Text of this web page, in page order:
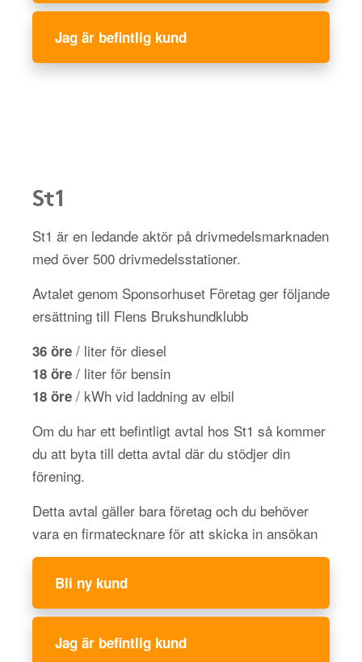
Jag är befintlig kund
St1
St1 är en ledande aktör på drivmedelsmarknaden
med över 500 drivmedelsstationer.
Avtalet genom Sponsorhuset Företag ger följande
ersättning till Flens Brukshundklubb
36 öre / liter för diesel
18 öre / liter för bensin
18 öre / kWh vid laddning av elbil
Om du har ett befintligt avtal hos St1 så kommer
du att byta till detta avtal där du stödjer din
förening.
Detta avtal gäller bara företag och du behöver
vara en firmatecknare för att skicka in ansökan
Bli ny kund
Jag är befintlig kund